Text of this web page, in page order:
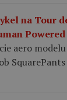
na Tour
aero